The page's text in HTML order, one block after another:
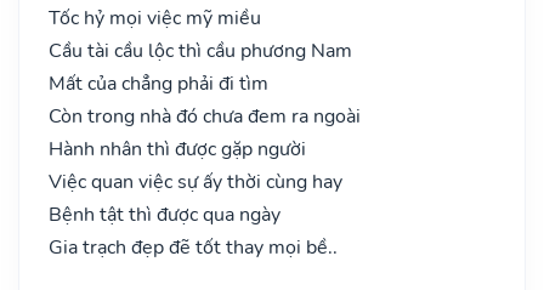
Tốc hỷ mọi việc mỹ miều
Cầu tài cầu lộc thì cầu phương Nam
Mất của chẳng phải đi tìm
Còn trong nhà đó chưa đem ra ngoài
Hành nhân thì được gặp người
Việc quan việc sự ấy thời cùng hay
Bệnh tật thì được qua ngày
Gia trạch đẹp đẽ tốt thay mọi bề..